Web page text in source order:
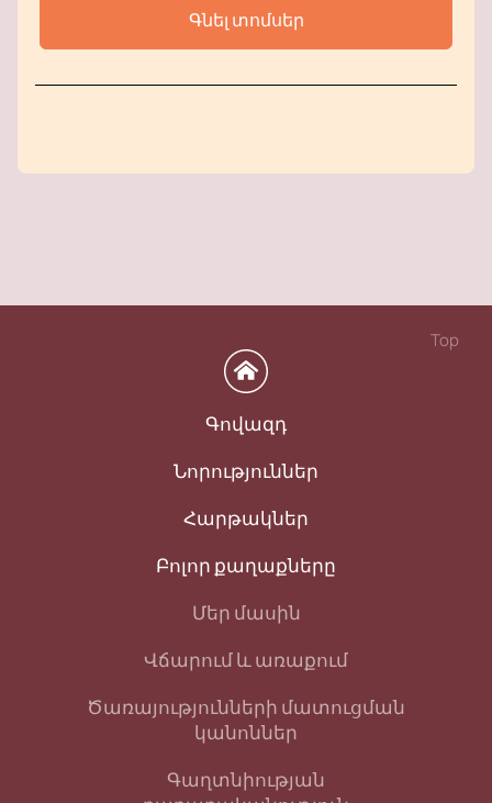
Գնել տոմսեր
Top
Գովազդ
Նորություններ
Հարթակներ
Բոլոր քաղաքները
Մեր մասին
Վճարում և առաքում
Ծառայությունների մատուցման
կանոններ
Գաղտնիության